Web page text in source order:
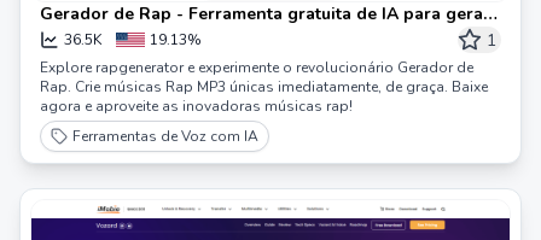
Gerador de Rap - Ferramenta gratuita de IA para gerar
letras e músicas de rap
36.5K 19.13% 1
Explore rapgenerator e experimente o revolucionário Gerador de
Rap. Crie músicas Rap MP3 únicas imediatamente, de graça. Baixe
agora e aproveite as inovadoras músicas rap!
Ferramentas de Voz com IA